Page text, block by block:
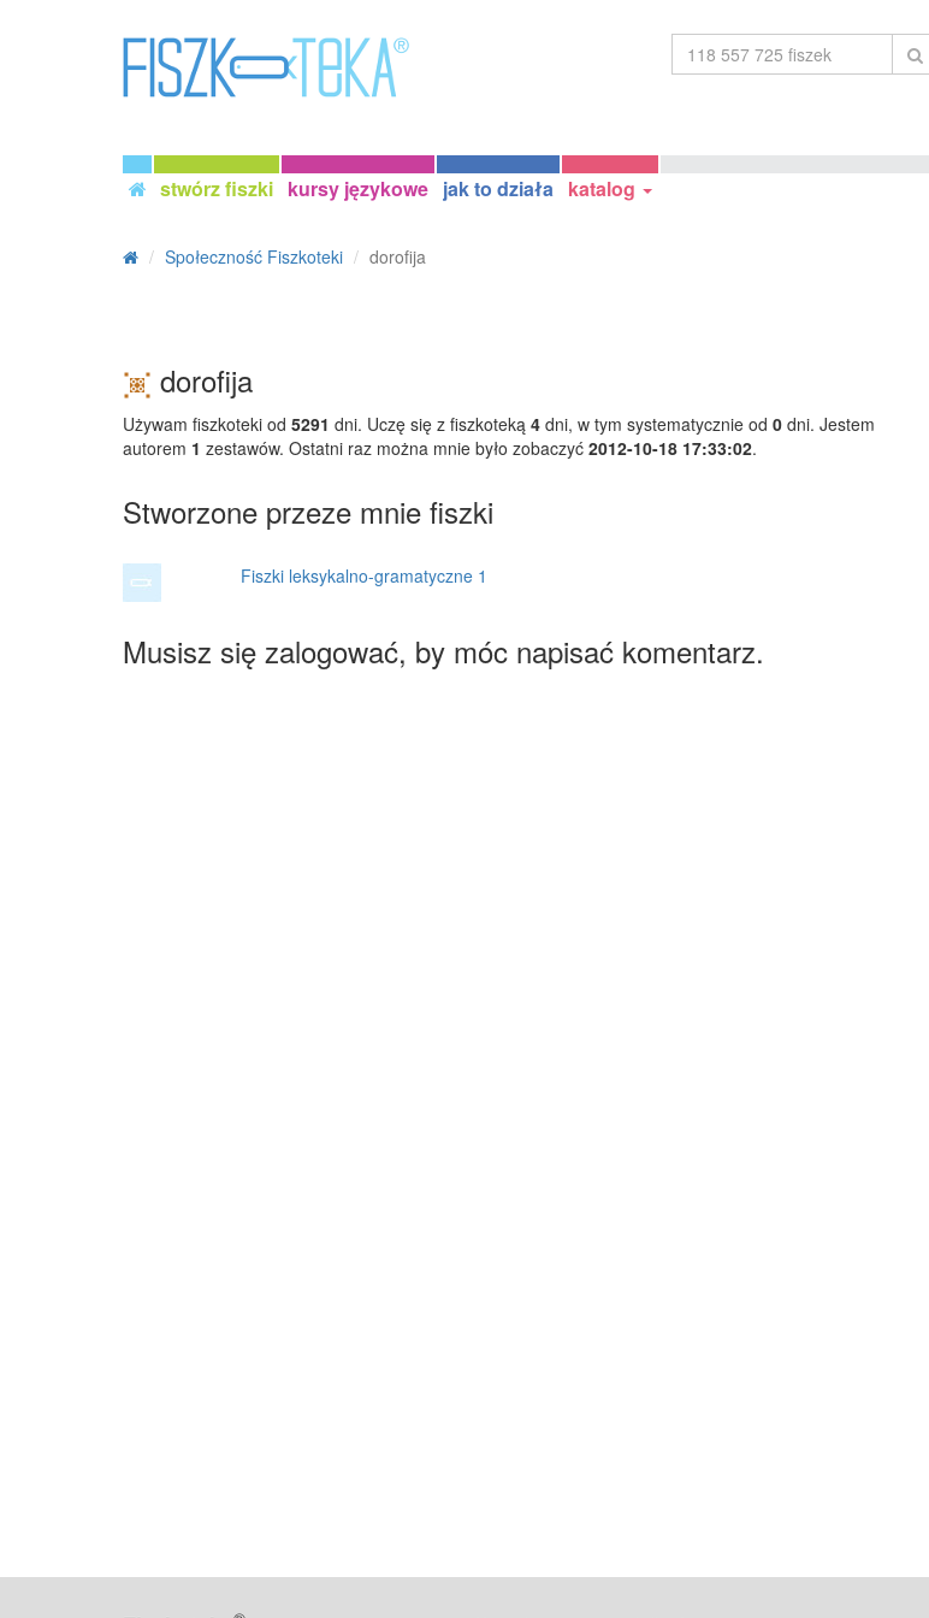
stwórz fiszki kursy językowe jak to działa katalog
Społeczność Fiszkoteki dorofija
dorofija
Używam fiszkoteki od 5291 dni. Uczę się z fiszkoteką 4 dni, w tym systematycznie od 0 dni. Jestem
autorem 1 zestawów. Ostatni raz można mnie było zobaczyć 2012-10-18 17:33:02.
Stworzone przeze mnie fiszki
Fiszki leksykalno-gramatyczne 1
Musisz się zalogować, by móc napisać komentarz.